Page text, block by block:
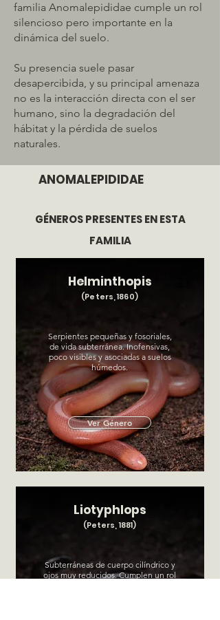
familia Anomalepididae cumple un rol
silencioso pero importante en la
dinámica del suelo.
Su presencia suele pasar
desapercibida, y su principal amenaza
no es la interacción directa con el ser
humano, sino la degradación del
hábitat y la pérdida de suelos
naturales.
ANOMALEPIDIDAE
GÉNEROS PRESENTES EN ESTA
FAMILIA
Helminthopis
Serpientes pequeñas y fosoriales,
de vida subterránea. Inofensivas,
poco visibles y asociadas a suelos
húmedos.
Ver Género
(Peters, 1860)
Liotyphlops
Subterráneas de cuerpo cilíndrico y
ojos muy reducidos. Cumplen un rol
(Peters, 1881)